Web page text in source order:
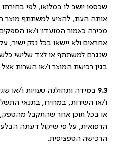
שכספו יושב לו במלואו, לפי
אותה העת, להציע למשתתף מוצר
מכירה כאמור המועדון ו/או
אחראים ולא יישאו בכל נזק ישיר,
שנגרם למשתתף או לצד שלישי
בגין רכישת המוצר ו/או השרות
9.3 במידה ותחולנה טעויות ו/או
ו/או השירות, במחירו, בתנאי
או בכל תוכן אחר שהתקבל
הרפואית, על פי שיקול דעתה
הרכישה הספציפית.